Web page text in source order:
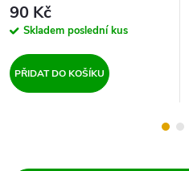
90 Kč
Skladem poslední kus
PŘIDAT DO KOŠÍKU